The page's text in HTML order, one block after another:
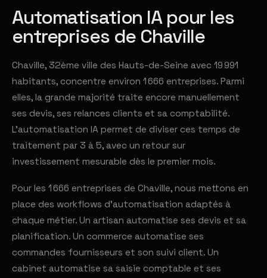
Automatisation IA pour les
entreprises de Chaville
Chaville, 32ème ville des Hauts-de-Seine avec 19 991
habitants, concentre environ 1 666 entreprises. Parmi
elles, la grande majorité traite encore manuellement
ses devis, ses relances clients et sa comptabilité.
L'automatisation IA permet de diviser ces temps de
traitement par 3 à 5, avec un retour sur
investissement mesurable dès le premier mois.
Pour les 1 666 entreprises de Chaville, nous mettons en
place des workflows d'automatisation adaptés à
chaque métier. Un artisan automatise ses devis et sa
planification. Un commerce automatise ses
commandes fournisseurs et son suivi client. Un
cabinet automatise sa saisie comptable et ses